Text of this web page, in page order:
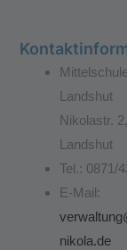
Landshut
Nikolastr.
Landshut
Tel.: 0871/
E-Mail:
nikola.de